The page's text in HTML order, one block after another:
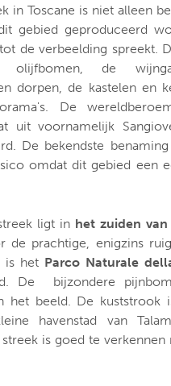
in Toscane is niet alleen
gebied geproduceerd
de verbeelding spreekt.
olijfbomen, de
dorpen, de kastelen en
De
uit voornamelijk
De bekendste
omdat dit gebied een
ligt in het zuiden van
de prachtige, enigzins
is het Parco Naturale
De bijzondere
het beeld. De kuststrook
havenstad van
is goed te verkennen